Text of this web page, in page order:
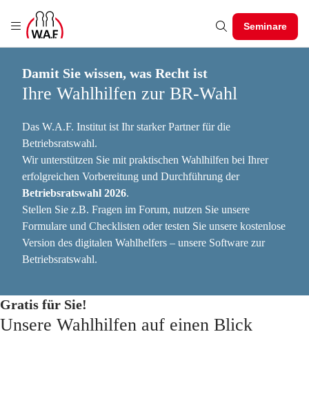
Seminare
Damit Sie wissen, was Recht ist
Ihre Wahlhilfen zur BR-Wahl
Das W.A.F. Institut ist Ihr starker Partner für die
Betriebsratswahl.
Wir unterstützen Sie mit praktischen Wahlhilfen bei Ihrer
erfolgreichen Vorbereitung und Durchführung der
Betriebsratswahl 2026.
Stellen Sie z.B. Fragen im Forum, nutzen Sie unsere
Formulare und Checklisten oder testen Sie unsere kostenlose
Version des digitalen Wahlhelfers – unsere Software zur
Betriebsratswahl.
Gratis für Sie!
Unsere Wahlhilfen auf einen Blick